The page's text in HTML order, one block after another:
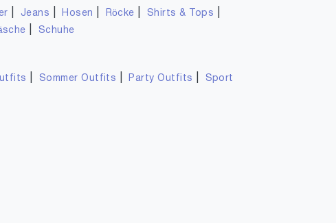
Jeans Hosen Röcke Shirts & Tops
Schuhe
Sommer Outfits Party Outfits
Sport